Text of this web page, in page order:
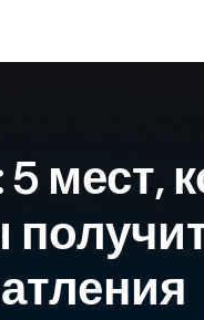
мест,